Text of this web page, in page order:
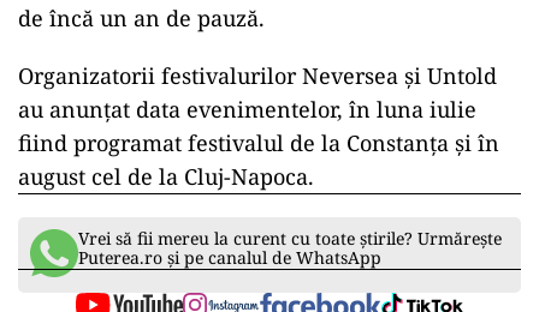
de încă un an de pauză.
Organizatorii festivalurilor Neversea şi Untold
au anunţat data evenimentelor, în luna iulie
fiind programat festivalul de la Constanţa şi în
august cel de la Cluj-Napoca.
Vrei să fii mereu la curent cu toate știrile? Urmărește
Puterea.ro și pe canalul de WhatsApp